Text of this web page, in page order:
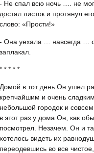
- Не спал всю ночь …. не
достал листок и протянул
слово: «Прости!»
- Она уехала … навсегда … с
заплакал.
* * * * *
Домой в тот день Он ушел
крепчайшим и очень
небольшой городок и
в этот раз у дома Он, как
посмотрел. Незачем. Он и
хотелось видеть их
переодевшись во все